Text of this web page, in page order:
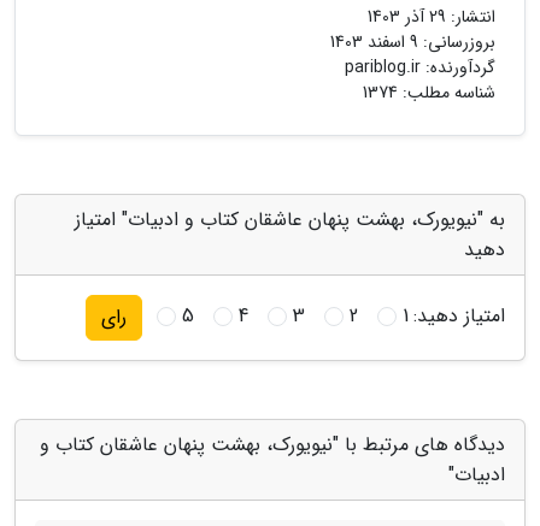
انتشار: 29 آذر 1403
بروزرسانی: 9 اسفند 1403
گردآورنده: pariblog.ir
شناسه مطلب: 1374
به "نیویورک، بهشت پنهان عاشقان کتاب و ادبیات" امتیاز
دهید
امتیاز دهید:1
2
3
4
5 رای
دیدگاه های مرتبط با "نیویورک، بهشت پنهان عاشقان کتاب و
ادبیات"